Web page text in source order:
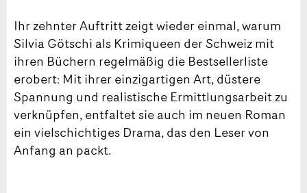
Ihr zehnter Auftritt zeigt wieder einmal, warum
Silvia Götschi als Krimiqueen der Schweiz mit
ihren Büchern regelmäßig die Bestsellerliste
erobert: Mit ihrer einzigartigen Art, düstere
Spannung und realistische Ermittlungsarbeit zu
verknüpfen, entfaltet sie auch im neuen Roman
ein vielschichtiges Drama, das den Leser von
Anfang an packt.